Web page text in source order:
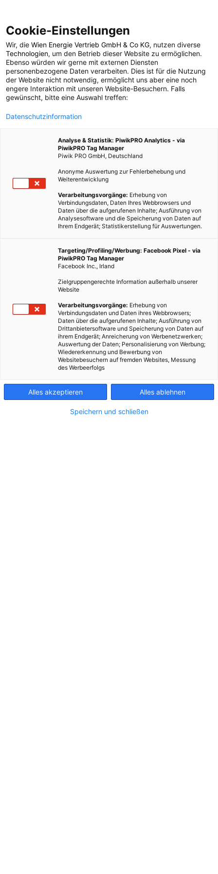
POSTS BY TAG
VoIP
1 BEITRAG
Cookie-Einstellungen
Wir, die Wien Energie Vertrieb GmbH & Co KG, nutzen diverse
Technologien, um den Betrieb dieser Website zu ermöglichen.
Ebenso würden wir gerne mit externen Diensten
personenbezogene Daten verarbeiten. Dies ist für die Nutzung
der Website nicht notwendig, ermöglicht uns aber eine noch
engere Interaktion mit unseren Website-Besuchern. Falls
gewünscht, bitte eine Auswahl treffen:
Datenschutzinformation
Analyse & Statistik: PiwikPRO Analytics - via
PiwikPRO Tag Manager
Piwik PRO GmbH, Deutschland
Anonyme Auswertung zur Fehlerbehebung und
Weiterentwicklung
Verarbeitungsvorgänge: Erhebung von
Verbindungsdaten, Daten Ihres Webbrowsers und
Daten über die aufgerufenen Inhalte; Ausführung von
Analysesoftware und die Speicherung von Daten auf
Ihrem Endgerät; Statistikerstellung für Auswertungen.
Targeting/Profiling/Werbung: Facebook Pixel - via
PiwikPRO Tag Manager
Facebook Inc., Irland
Zielgruppengerechte Information außerhalb unserer
Website
Verarbeitungsvorgänge: Erhebung von
Verbindungsdaten und Daten ihres Webbrowsers;
Daten über die aufgerufenen Inhalte; Ausführung von
Drittanbietersoftware und Speicherung von Daten auf
ihrem Endgerät; Anreicherung von Werbenetzwerken;
Auswertung der Daten; Personalisierung von Werbung;
Wiedererkennung und Bewerbung von
Websitebesuchern auf fremden Websites, Messung
des Werbeerfolgs
Alles akzeptieren Alles ablehnen
Speichern und schließen